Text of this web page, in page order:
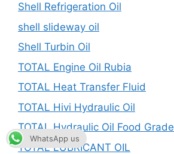
Shell Refrigeration Oil
shell slideway oil
Shell Turbin Oil
TOTAL Engine Oil Rubia
TOTAL Heat Transfer Fluid
TOTAL Hivi Hydraulic Oil
TOTAL Hydraulic Oil Food Grade
TOTAL LUBRICANT OIL
WhatsApp us